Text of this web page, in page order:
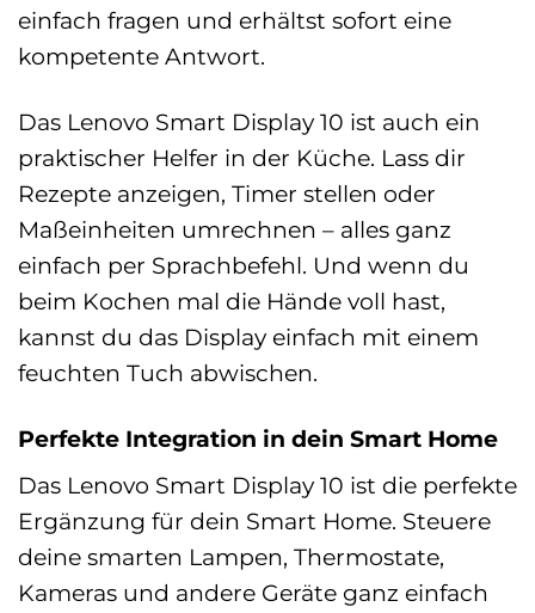
einfach fragen und erhältst sofort eine
kompetente Antwort.
Das Lenovo Smart Display 10 ist auch ein
praktischer Helfer in der Küche. Lass dir
Rezepte anzeigen, Timer stellen oder
Maßeinheiten umrechnen – alles ganz
einfach per Sprachbefehl. Und wenn du
beim Kochen mal die Hände voll hast,
kannst du das Display einfach mit einem
feuchten Tuch abwischen.
Perfekte Integration in dein Smart Home
Das Lenovo Smart Display 10 ist die perfekte
Ergänzung für dein Smart Home. Steuere
deine smarten Lampen, Thermostate,
Kameras und andere Geräte ganz einfach